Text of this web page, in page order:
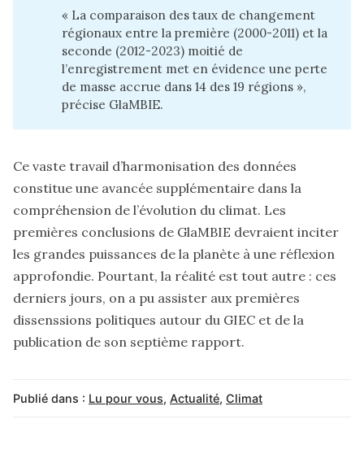
« La comparaison des taux de changement
régionaux entre la première (2000-2011) et la
seconde (2012-2023) moitié de
l’enregistrement met en évidence une perte
de masse accrue dans 14 des 19 régions »,
précise GlaMBIE.
Ce vaste travail d’harmonisation des données
constitue une avancée supplémentaire dans la
compréhension de l’évolution du climat. Les
premières conclusions de GlaMBIE devraient inciter
les grandes puissances de la planète à une réflexion
approfondie. Pourtant, la réalité est tout autre : ces
derniers jours, on a pu assister aux premières
dissenssions politiques autour du GIEC et de la
publication de son septième rapport.
Publié dans : Lu pour vous, Actualité, Climat